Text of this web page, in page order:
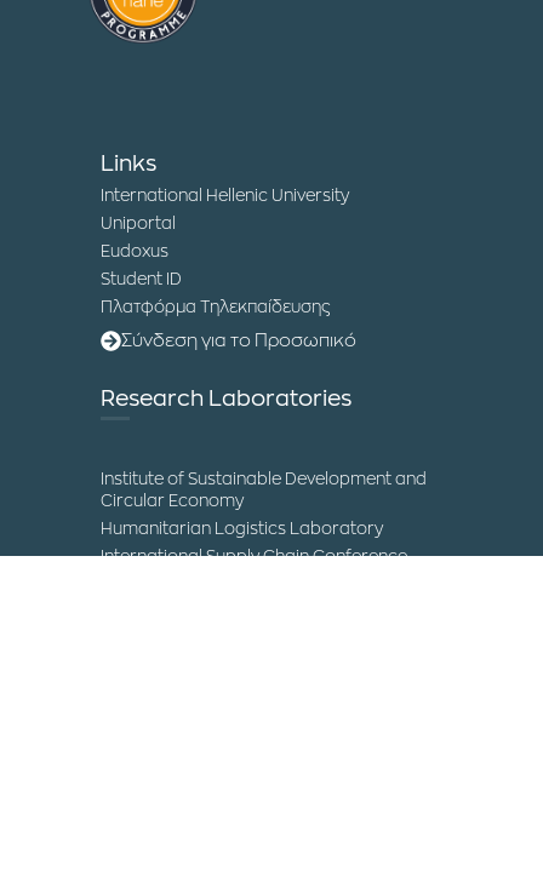
Links
International Hellenic University
Uniportal
Eudoxus
Student ID
Πλατφόρμα Τηλεκπαίδευσης
Σύνδεση για το Προσωπικό
Research Laboratories
Institute of Sustainable Development and
Circular Economy
Humanitarian Logistics Laboratory
International Supply Chain Conference